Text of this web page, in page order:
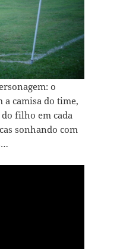
o
a camisa do time,
filho em cada
sonhando com